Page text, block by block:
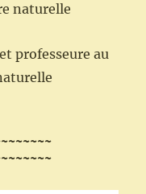
naturelle
professeure au